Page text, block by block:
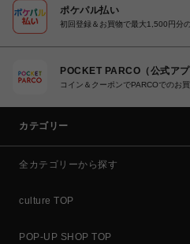
ポケパル払い
初回登録＆お買物で最大1,500円分
POCKET PARCO（公式アプ
コイン＆クーポンでPARCOでのお
カテゴリー
全カテゴリーから探す
culture TOP
POP-UP SHOP TOP